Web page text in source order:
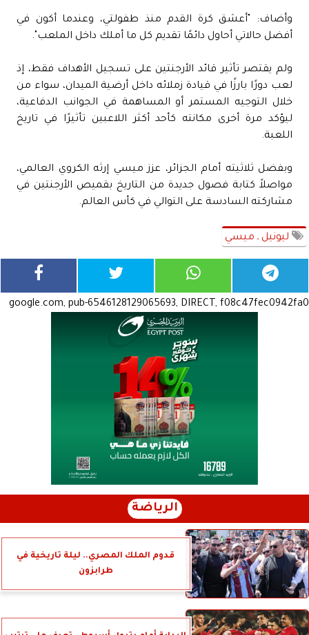
وأضاف: "أعشق كرة القدم منذ طفولتي، وعندما أكون في
أفضل حالاتي أحاول دائمًا تقديم كل ما أملك داخل الملعب".
ولم يقتصر تأثير قائد الأرجنتين على تسجيل الأهداف فقط، إذ
لعب دورًا بارزًا في قيادة زملائه داخل أرضية الميدان، سواء من
خلال التوجيه المستمر أو المساهمة في الجوانب الدفاعية،
ليؤكد مرة أخرى مكانته كأحد أكثر اللاعبين تأثيرًا في تاريخ
اللعبة.
وبفضل ثلاثيته أمام الجزائر، عزز ميسي إرثه الكروي العالمي،
مواصلاً كتابة فصول جديدة من التاريخ بقميص الأرجنتين في
مشاركته السادسة على التوالي في كأس العالم.
ليونيل ـ ميسي
google.com, pub-6546128129065693, DIRECT, f08c47fec0942fa0
الرياضة
قدوم الملك المصري.. ليلة تاريخية في
طرابزون